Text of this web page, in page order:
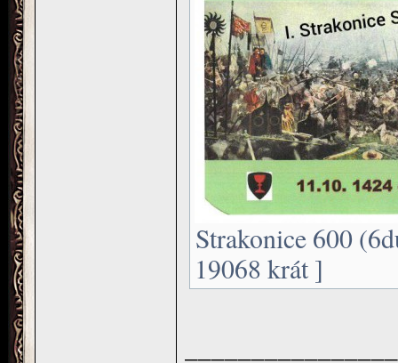
Strakonice 600
19068 krát ]